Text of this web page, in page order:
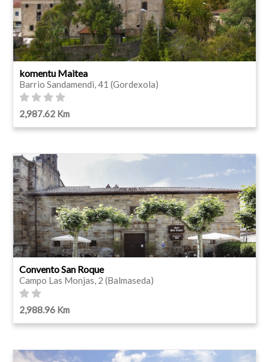
komentu Maitea
Barrio Sandamendi, 41 (Gordexola)
2,987.62 Km
Convento San Roque
Campo Las Monjas, 2 (Balmaseda)
2,988.96 Km